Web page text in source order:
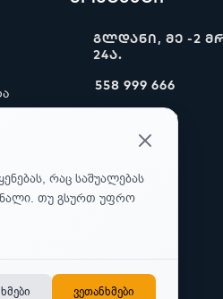
გლდანი, მე -2
24ა.
558 999 666
info@ww.ge
რაც საშუალებას
თუ გსურთ უფრო
ვეთანხმები